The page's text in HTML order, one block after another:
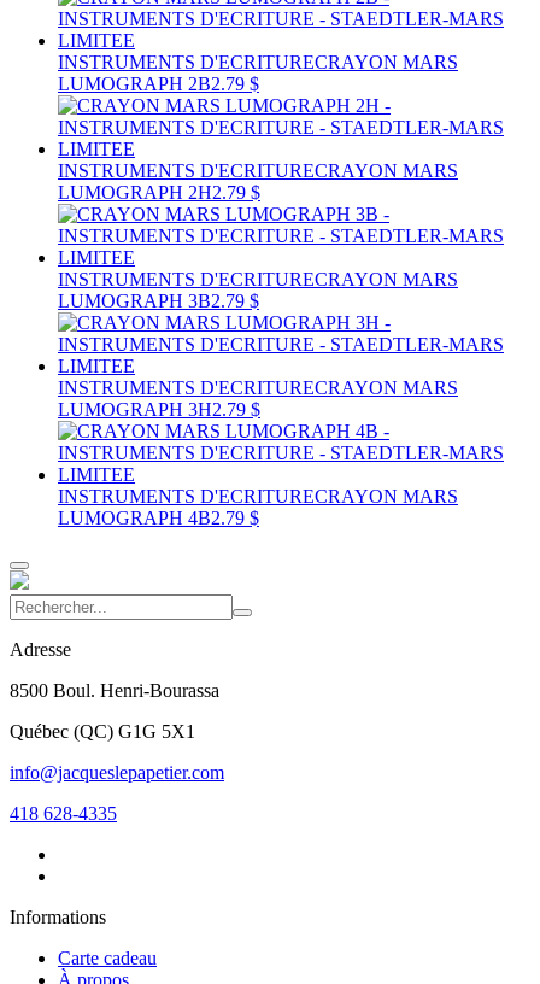
INSTRUMENTS D'ECRITURECRAYON MARS
LUMOGRAPH 2B2.79 $
INSTRUMENTS D'ECRITURECRAYON MARS
LUMOGRAPH 2H2.79 $
INSTRUMENTS D'ECRITURECRAYON MARS
LUMOGRAPH 3B2.79 $
INSTRUMENTS D'ECRITURECRAYON MARS
LUMOGRAPH 3H2.79 $
INSTRUMENTS D'ECRITURECRAYON MARS
LUMOGRAPH 4B2.79 $
Adresse
8500 Boul. Henri-Bourassa
Québec (QC) G1G 5X1
info@jacqueslepapetier.com
418 628-4335
Informations
Carte cadeau
À propos